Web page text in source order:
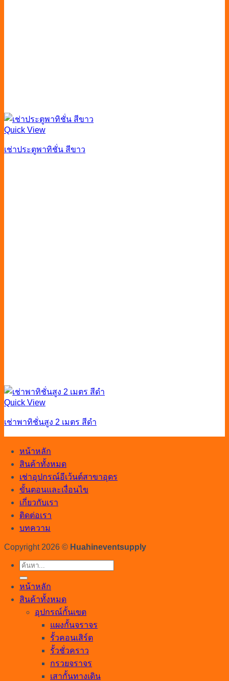
Quick View
เช่าประตูพาทิชั่น สีขาว
Quick View
เช่าพาทิชั่นสูง 2 เมตร สีดำ
หน้าหลัก
สินค้าทั้งหมด
เช่าอุปกรณ์อีเว้นต์สาขาอุดร
ขั้นตอนและเงื่อนไข
เกี่ยวกับเรา
ติดต่อเรา
บทความ
Copyright 2026 © Huahineventsupply
ค้นหา:
หน้าหลัก
สินค้าทั้งหมด
อุปกรณ์กั้นเขต
แผงกั้นจราจร
รั้วคอนเสิร์ต
รั้วชั่วคราว
กรวยจราจร
เสากั้นทางเดิน